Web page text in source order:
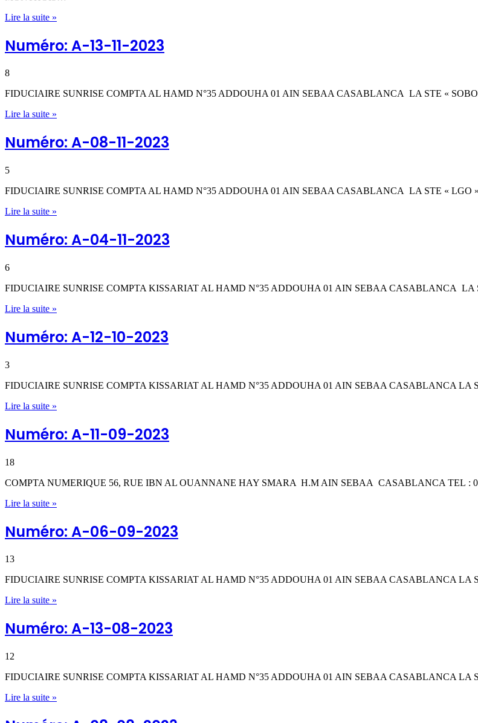
Lire la suite »
Numéro: A-13-11-2023
8
FIDUCIAIRE SUNRISE COMPTA AL HAMD N°35 ADDOUHA 01 AIN SEBAA CASABLANCA LA STE «
Lire la suite »
Numéro: A-08-11-2023
5
FIDUCIAIRE SUNRISE COMPTA AL HAMD N°35 ADDOUHA 01 AIN SEBAA CASABLANCA LA STE «
Lire la suite »
Numéro: A-04-11-2023
6
FIDUCIAIRE SUNRISE COMPTA KISSARIAT AL HAMD N°35 ADDOUHA 01 AIN SEBAA CASABLANCA
Lire la suite »
Numéro: A-12-10-2023
3
FIDUCIAIRE SUNRISE COMPTA KISSARIAT AL HAMD N°35 ADDOUHA 01 AIN SEBAA CASABLANCA
Lire la suite »
Numéro: A-11-09-2023
18
COMPTA NUMERIQUE 56, RUE IBN AL OUANNANE HAY SMARA H.M AIN SEBAA CASABLANCA
Lire la suite »
Numéro: A-06-09-2023
13
FIDUCIAIRE SUNRISE COMPTA KISSARIAT AL HAMD N°35 ADDOUHA 01 AIN SEBAA CASABLANCA
Lire la suite »
Numéro: A-13-08-2023
12
FIDUCIAIRE SUNRISE COMPTA KISSARIAT AL HAMD N°35 ADDOUHA 01 AIN SEBAA CASABLANCA LA
Lire la suite »